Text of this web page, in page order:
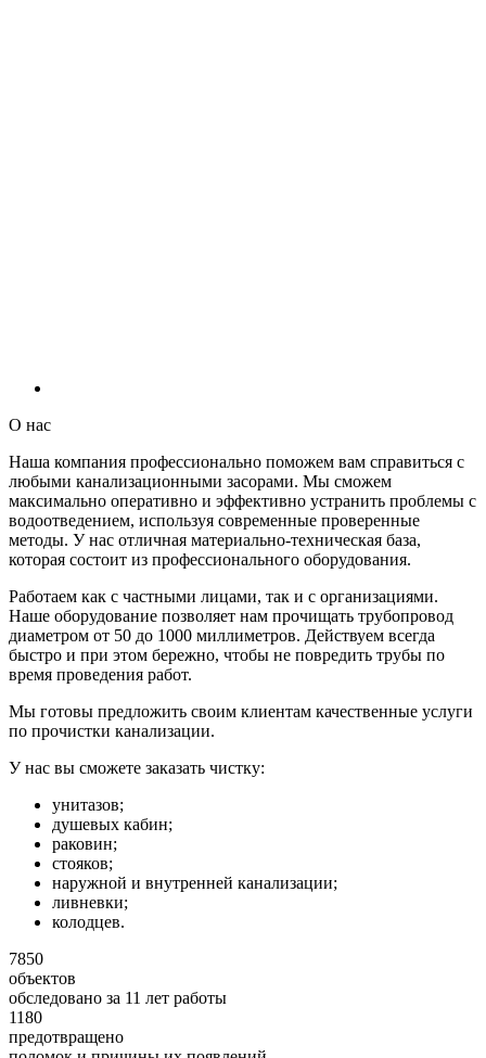
О нас
Наша компания профессионально поможем вам справиться с
любыми канализационными засорами. Мы сможем
максимально оперативно и эффективно устранить проблемы с
водоотведением, используя современные проверенные
методы. У нас отличная материально-техническая база,
которая состоит из профессионального оборудования.
Работаем как с частными лицами, так и с организациями.
Наше оборудование позволяет нам прочищать трубопровод
диаметром от 50 до 1000 миллиметров. Действуем всегда
быстро и при этом бережно, чтобы не повредить трубы по
время проведения работ.
Мы готовы предложить своим клиентам качественные услуги
по прочистки канализации.
У нас вы сможете заказать чистку:
унитазов;
душевых кабин;
раковин;
стояков;
наружной и внутренней канализации;
ливневки;
колодцев.
7850
объектов
обследовано за 11 лет работы
1180
предотвращено